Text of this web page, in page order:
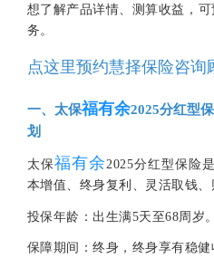
想了解产品详情、测算收益，
务。
点这里预约慧择保险咨询
一、太保福有余2025分红型
划
太保福有余 2025分红型保险
本增值、终身复利、灵活取钱、
投保年龄：出生满5天至68周岁。
保障期间：终身，终身享有稳健